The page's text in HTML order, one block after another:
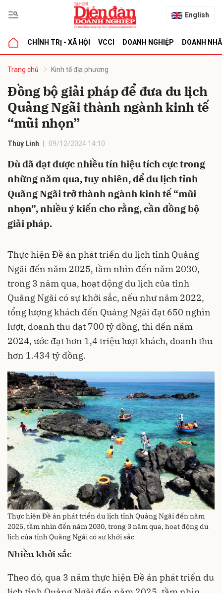
English
CHÍNH TRỊ - XÃ HỘI VCCI DOANH NGHIỆP DOANH
Trang chủ Kinh tế địa phương
Đồng bộ giải pháp để đưa du lịch
Quảng Ngãi thành ngành kinh tế
“mũi nhọn”
Thùy Linh 09/12/2024 14:10
Dù đã đạt được nhiều tín hiệu tích cực trong
những năm qua, tuy nhiên, để du lịch tỉnh
Quãng Ngãi trở thành ngành kinh tế “mũi
nhọn”, nhiều ý kiến cho rằng, cần đồng bộ
giải pháp.
Thực hiện Đề án phát triển du lịch tỉnh Quảng
Ngãi đến năm 2025, tầm nhìn đến năm 2030,
trong 3 năm qua, hoạt động du lịch của tỉnh
Quãng Ngãi có sự khởi sắc, nếu như năm 2022,
tổng lượng khách đến Quảng Ngãi đạt 650 nghìn
lượt, doanh thu đạt 700 tỷ đồng, thì đến năm
2024, ước đạt hơn 1,4 triệu lượt khách, doanh thu
hơn 1.434 tỷ đồng.
Thực hiện Đề án phát triển du lịch tỉnh Quảng Ngãi đến năm
2025, tầm nhìn đến năm 2030, trong 3 năm qua, hoạt động du
lịch của tỉnh Quãng Ngãi có sự khởi sắc
Nhiều khởi sắc
Theo đó, qua 3 năm thực hiện Đề án phát triển du
luận
Hủy